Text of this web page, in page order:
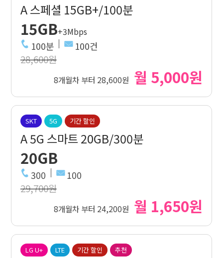
A 스페셜 15GB+/100분
15GB+3Mbps
100분 100건
28,600원
8개월차 부터 28,600원 월 5,000원
SKT 5G 기간 할인
A 5G 스마트 20GB/300분
20GB
300 100
29,700원
8개월차 부터 24,200원 월 1,650원
LG U+ LTE 기간 할인 추천